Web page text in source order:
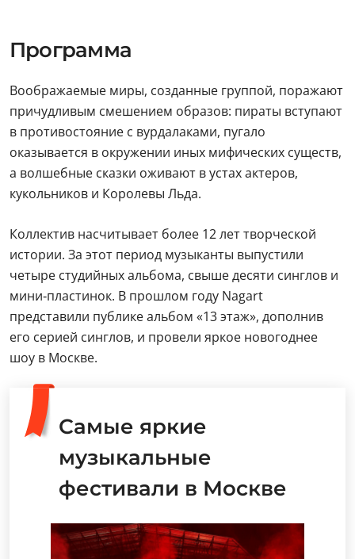
Программа
Воображаемые миры, созданные группой, поражают
причудливым смешением образов: пираты вступают
в противостояние с вурдалаками, пугало
оказывается в окружении иных мифических существ,
а волшебные сказки оживают в устах актеров,
кукольников и Королевы Льда.
Коллектив насчитывает более 12 лет творческой
истории. За этот период музыканты выпустили
четыре студийных альбома, свыше десяти синглов и
мини‑пластинок. В прошлом году Nagart
представили публике альбом «13 этаж», дополнив
его серией синглов, и провели яркое новогоднее
шоу в Москве.
Самые яркие
музыкальные
фестивали в Москве